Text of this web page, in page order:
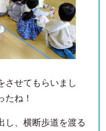
させてもらいまし
たね！
し、横断歩道を渡る